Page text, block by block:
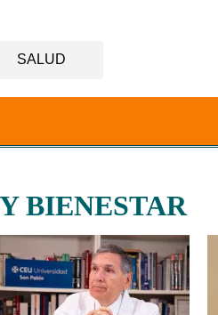
SALUD
BIENESTAR